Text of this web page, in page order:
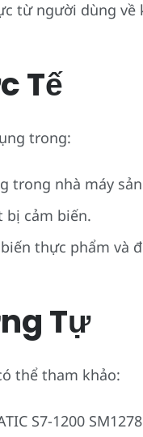
từ người dùng
Tế
trong:
trong nhà máy
bị cảm biến.
thực phẩm và
Tự
thể tham khảo:
S7-1200 SM1278